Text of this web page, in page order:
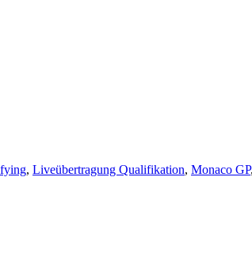
, Liveübertragung Qualifikation, Monaco GP,